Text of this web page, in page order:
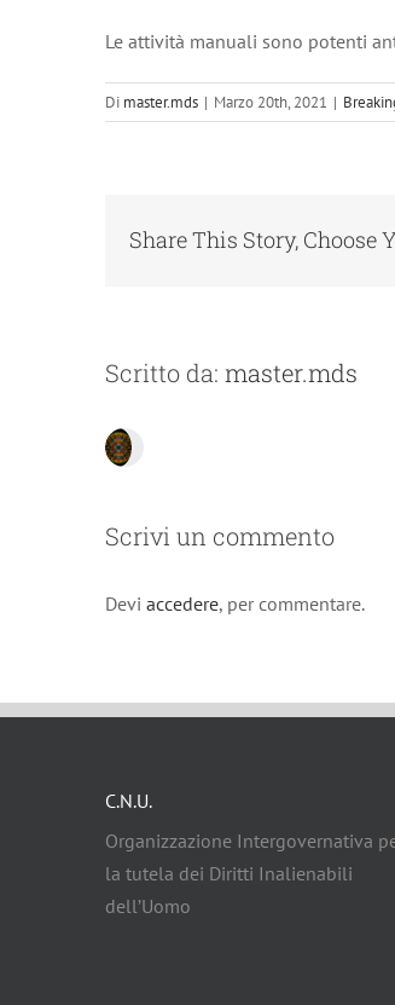
Le attività manuali sono potenti
Di master.mds | Marzo 20th, 2021 |
Share This Story, Choose
Scritto da: master.mds
Scrivi un commento
Devi accedere, per commentare.
C.N.U.
Organizzazione Intergovernativa
la tutela dei Diritti Inalienabili
dell’Uomo